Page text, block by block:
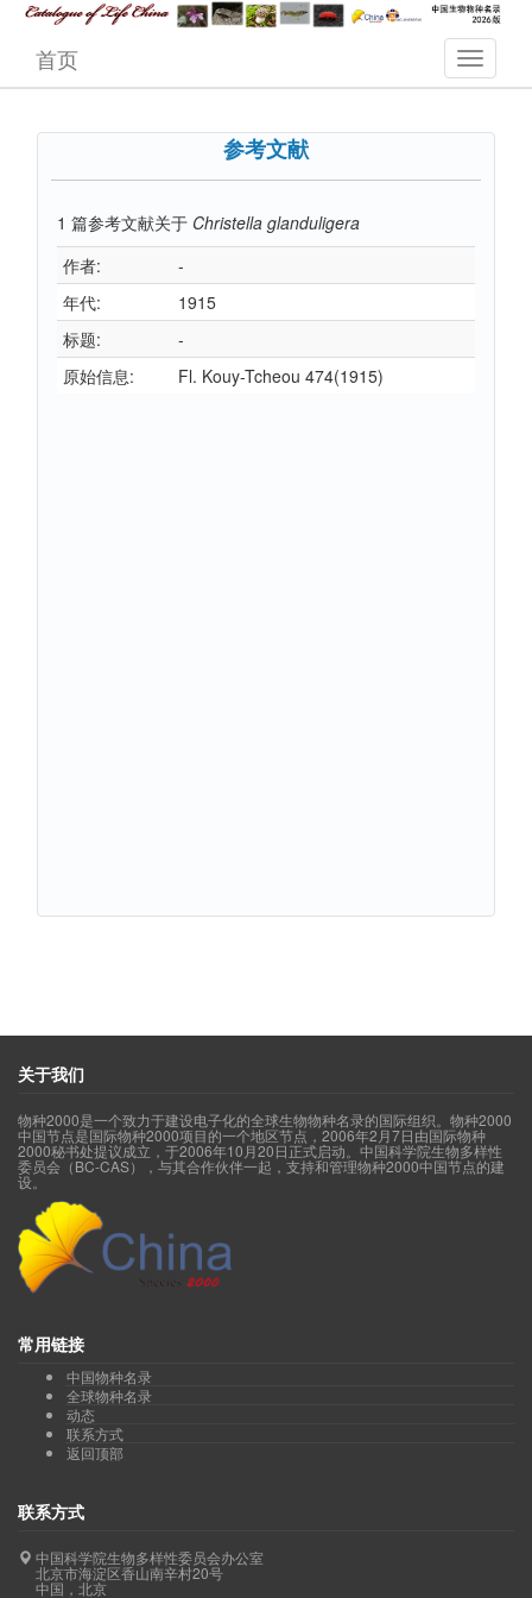
首页
参考文献
1 篇参考文献关于 Christella glanduligera
作者:
-
年代:
1915
标题:
-
原始信息:
Fl. Kouy-Tcheou 474(1915)
关于我们
物种2000是一个致力于建设电子化的全球生物物种名录的国际组织。物种2000
中国节点是国际物种2000项目的一个地区节点，2006年2月7日由国际物种
2000秘书处提议成立，于2006年10月20日正式启动。中国科学院生物多样性
委员会（BC-CAS），与其合作伙伴一起，支持和管理物种2000中国节点的建
设。
常用链接
中国物种名录
全球物种名录
动态
联系方式
返回顶部
联系方式
中国科学院生物多样性委员会办公室
北京市海淀区香山南辛村20号
中国，北京